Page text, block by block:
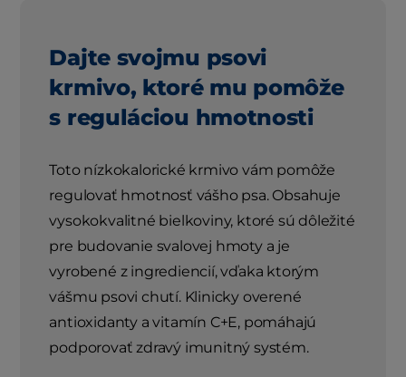
Dajte svojmu psovi
krmivo, ktoré mu pomôže
s reguláciou hmotnosti
Toto nízkokalorické krmivo vám pomôže
regulovať hmotnosť vášho psa. Obsahuje
vysokokvalitné bielkoviny, ktoré sú dôležité
pre budovanie svalovej hmoty a je
vyrobené z ingrediencií, vďaka ktorým
vášmu psovi chutí. Klinicky overené
antioxidanty a vitamín C+E, pomáhajú
podporovať zdravý imunitný systém.